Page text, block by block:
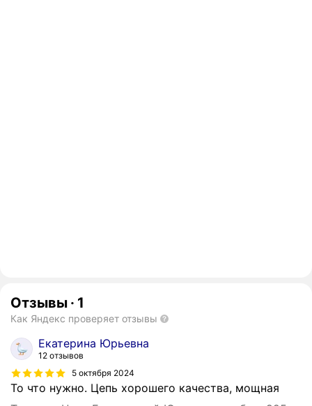
Отзывы · 1
Как Яндекс проверяет отзывы
Екатерина Юрьевна
12 отзывов
5 октября 2024
То что нужно. Цепь хорошего качества, мощная